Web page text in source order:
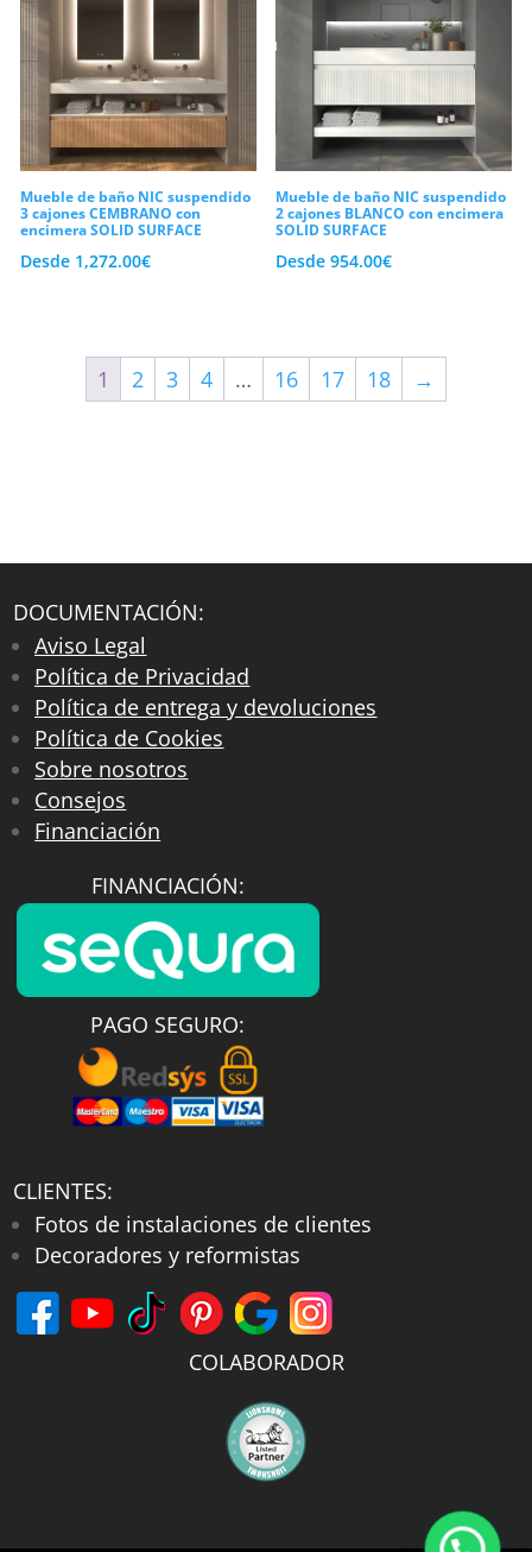
Mueble de baño NIC suspendido
3 cajones CEMBRANO con
encimera SOLID SURFACE
Desde 1,272.00€
Mueble de baño NIC suspendido
2 cajones BLANCO con encimera
SOLID SURFACE
Desde954.00€
1 2 3 4 … 16 17 18 →
DOCUMENTACIÓN:
Aviso Legal
Política de Privacidad
Política de entrega y devoluciones
Política de Cookies
Sobre nosotros
Consejos
Financiación
FINANCIACIÓN:
PAGO SEGURO:
CLIENTES:
Fotos de instalaciones de clientes
Decoradores y reformistas
COLABORADOR